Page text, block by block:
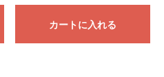
カートに入れる